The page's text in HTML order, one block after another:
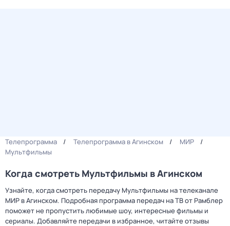
Телепрограмма Телепрограмма в Агинском
МИР
Мультфильмы
Когда смотреть Мультфильмы в Агинском
Узнайте, когда смотреть передачу Мультфильмы на телеканале
МИР в Агинском. Подробная программа передач на ТВ от Рамблер
поможет не пропустить любимые шоу, интересные фильмы и
сериалы. Добавляйте передачи в избранное, читайте отзывы